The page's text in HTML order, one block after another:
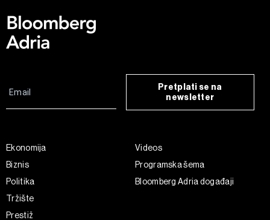
Pretplati se na
newsletter
Ekonomija
Biznis
Politika
Tržište
Prestiž
Videos
Programska šema
Bloomberg Adria događaji